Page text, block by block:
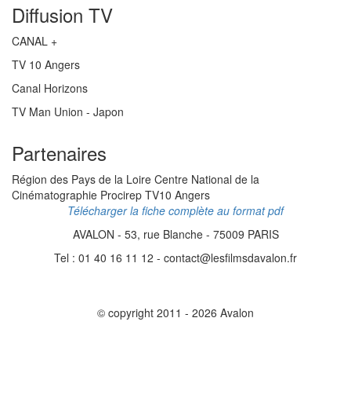
Diffusion TV
CANAL +
TV 10 Angers
Canal Horizons
TV Man Union - Japon
Partenaires
Région des Pays de la Loire Centre National de la
Cinématographie Procirep TV10 Angers
Télécharger la fiche complète au format pdf
AVALON - 53, rue Blanche - 75009 PARIS
Tel : 01 40 16 11 12 - contact@lesfilmsdavalon.fr
© copyright 2011 - 2026 Avalon